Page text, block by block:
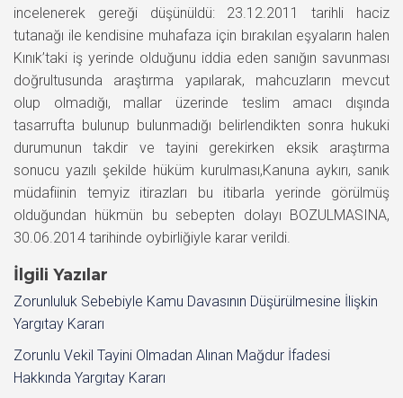
incelenerek gereği düşünüldü: 23.12.2011 tarihli haciz
tutanağı ile kendisine muhafaza için bırakılan eşyaların halen
Kınık’taki iş yerinde olduğunu iddia eden sanığın savunması
doğrultusunda araştırma yapılarak, mahcuzların mevcut
olup olmadığı, mallar üzerinde teslim amacı dışında
tasarrufta bulunup bulunmadığı belirlendikten sonra hukuki
durumunun takdir ve tayini gerekirken eksik araştırma
sonucu yazılı şekilde hüküm kurulması,Kanuna aykırı, sanık
müdafiinin temyiz itirazları bu itibarla yerinde görülmüş
olduğundan hükmün bu sebepten dolayı BOZULMASINA,
30.06.2014 tarihinde oybirliğiyle karar verildi.
İlgili Yazılar
Zorunluluk Sebebiyle Kamu Davasının Düşürülmesine İlişkin
Yargıtay Kararı
Zorunlu Vekil Tayini Olmadan Alınan Mağdur İfadesi
Hakkında Yargıtay Kararı